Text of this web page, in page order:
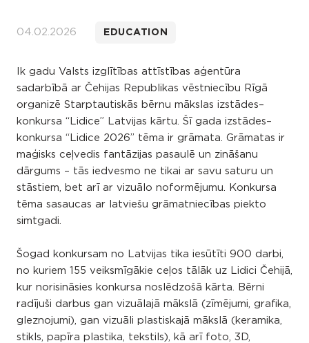
04.02.2026 EDUCATION
Ik gadu Valsts izglītības attīstības aģentūra
sadarbībā ar Čehijas Republikas vēstniecību Rīgā
organizē Starptautiskās bērnu mākslas izstādes–
konkursa “Lidice” Latvijas kārtu. Šī gada izstādes–
konkursa “Lidice 2026” tēma ir grāmata. Grāmatas ir
maģisks ceļvedis fantāzijas pasaulē un zināšanu
dārgums – tās iedvesmo ne tikai ar savu saturu un
stāstiem, bet arī ar vizuālo noformējumu. Konkursa
tēma sasaucas ar latviešu grāmatniecības piekto
simtgadi.
Šogad konkursam no Latvijas tika iesūtīti 900 darbi,
no kuriem 155 veiksmīgākie ceļos tālāk uz Lidici Čehijā,
kur norisināsies konkursa noslēdzošā kārta. Bērni
radījuši darbus gan vizuālajā mākslā (zīmējumi, grafika,
gleznojumi), gan vizuāli plastiskajā mākslā (keramika,
stikls, papīra plastika, tekstils), kā arī foto, 3D,